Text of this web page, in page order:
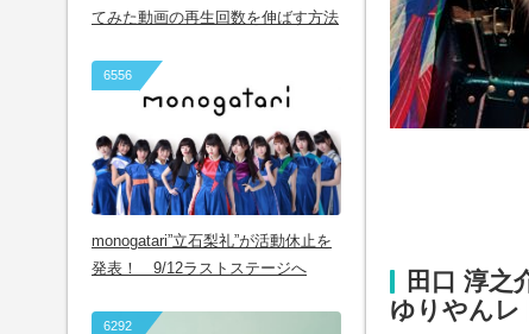
田口 淳之
ゆりやんレ
てみた動画の再生回数を伸ばす方法
6556
monogatari”立石梨礼”が活動休止を
発表！ 9/12ラストステージへ
6292